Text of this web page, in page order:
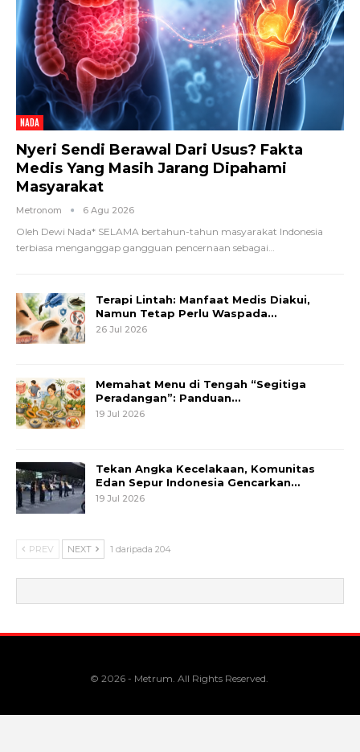
NADA
Nyeri Sendi Berawal Dari Usus? Fakta
Medis Yang Masih Jarang Dipahami
Masyarakat
Metronom 6 Agu 2026
Oleh Dewi Nada* SELAMA bertahun-tahun masyarakat Indonesia
terbiasa menganggap gangguan pencernaan sebagai
Terapi Lintah: Manfaat Medis Diakui,
Namun Tetap Perlu Waspada…
26 Jul 2026
Memahat Menu di Tengah “Segitiga
Peradangan”: Panduan…
19 Jul 2026
Tekan Angka Kecelakaan, Komunitas
Edan Sepur Indonesia Gencarkan…
19 Jul 2026
PREV NEXT 1 daripada 204
© 2026 - Metrum. All Rights Reserved.